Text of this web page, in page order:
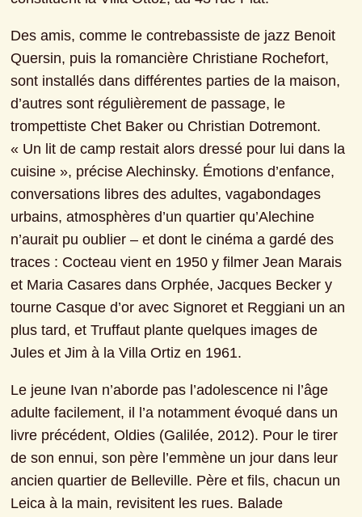
Des amis, comme le contrebassiste de jazz Benoit
Quersin, puis la romancière Christiane Rochefort,
sont installés dans différentes parties de la maison,
d’autres sont régulièrement de passage, le
trompettiste Chet Baker ou Christian Dotremont.
« Un lit de camp restait alors dressé pour lui dans la
cuisine », précise Alechinsky. Émotions d’enfance,
conversations libres des adultes, vagabondages
urbains, atmosphères d’un quartier qu’Alechine
n’aurait pu oublier – et dont le cinéma a gardé des
traces : Cocteau vient en 1950 y filmer Jean Marais
et Maria Casares dans Orphée, Jacques Becker y
tourne Casque d’or avec Signoret et Reggiani un an
plus tard, et Truffaut plante quelques images de
Jules et Jim à la Villa Ortiz en 1961.
Le jeune Ivan n’aborde pas l’adolescence ni l’âge
adulte facilement, il l’a notamment évoqué dans un
livre précédent, Oldies (Galilée, 2012). Pour le tirer
de son ennui, son père l’emmène un jour dans leur
ancien quartier de Belleville. Père et fils, chacun un
Leica à la main, revisitent les rues. Balade